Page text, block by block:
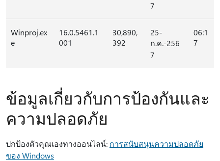
7
Winproj.ex
e
16.0.5461.1
001
30,890,
392
25-
ก.ค.-256
7
06:1
7
ข้อมูลเกี่ยวกับการป้องกันและ
ความปลอดภัย
ปกป้องตัวคุณเองทางออนไลน์: การสนับสนุนความปลอดภัย
ของ Windows